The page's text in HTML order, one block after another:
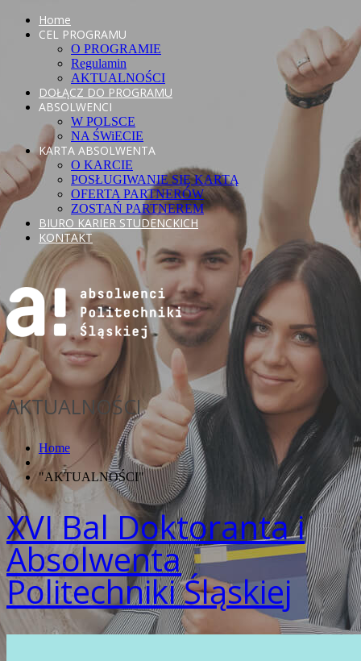
Home
CEL PROGRAMU
O PROGRAMIE
Regulamin
AKTUALNOŚCI
DOŁĄCZ DO PROGRAMU
ABSOLWENCI
W POLSCE
NA ŚWiECIE
KARTA ABSOLWENTA
O KARCIE
POSŁUGIWANIE SIĘ KARTĄ
OFERTA PARTNERÓW
ZOSTAŃ PARTNEREM
BIURO KARIER STUDENCKICH
KONTAKT
AKTUALNOŚCI
Home
"AKTUALNOŚCI"
XVI Bal Doktoranta i
Absolwenta
Politechniki Śląskiej